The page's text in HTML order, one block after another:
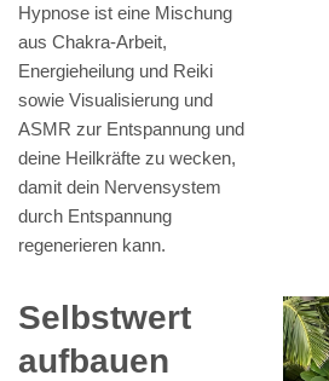
Hypnose ist eine Mischung
aus Chakra-Arbeit,
Energieheilung und Reiki
sowie Visualisierung und
ASMR zur Entspannung und
deine Heilkräfte zu wecken,
damit dein Nervensystem
durch Entspannung
regenerieren kann.
Selbstwert
aufbauen